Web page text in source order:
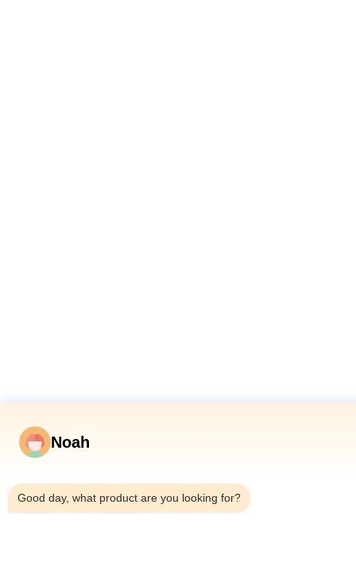
Noah
Good day, what product are you looking for?